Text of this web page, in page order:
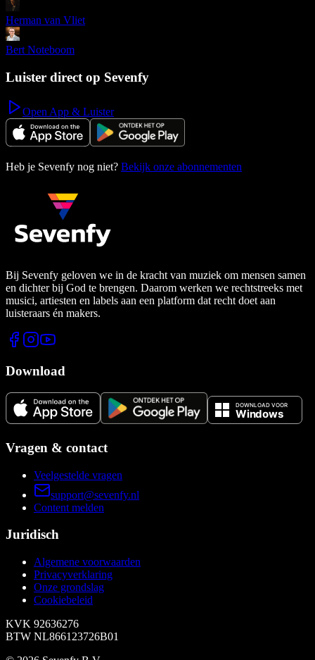
Herman van Vliet
Bert Noteboom
Luister direct op Sevenfy
Open App & Luister
Heb je Sevenfy nog niet? Bekijk onze abonnementen
Bij Sevenfy geloven we in de kracht van muziek om mensen samen
en dichter bij God te brengen. Daarom werken we rechtstreeks met
musici, artiesten en labels aan een platform dat recht doet aan
luisteraars én makers.
Download
Vragen & contact
Veelgestelde vragen
support@sevenfy.nl
Content melden
Juridisch
Algemene voorwaarden
Privacyverklaring
Onze grondslag
Cookiebeleid
KVK 92636276
BTW NL866123726B01